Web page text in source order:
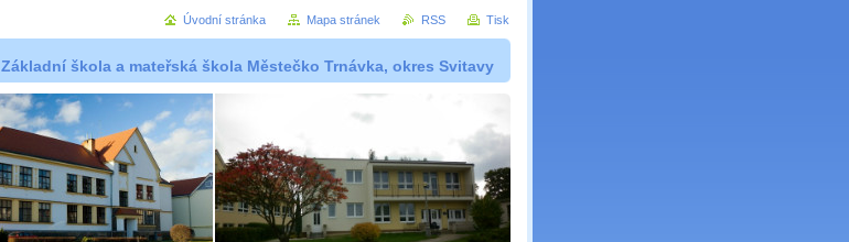
Základní škola a mateřská škola Městečko Trnávka, okres Svitavy
Úvodní stránka Mapa stránek RSS Tisk